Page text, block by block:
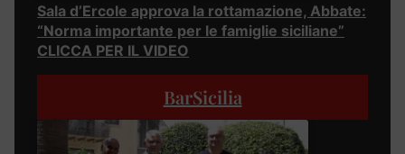
Sala d’Ercole approva la rottamazione, Abbate:
“Norma importante per le famiglie siciliane”
CLICCA PER IL VIDEO
BarSicilia